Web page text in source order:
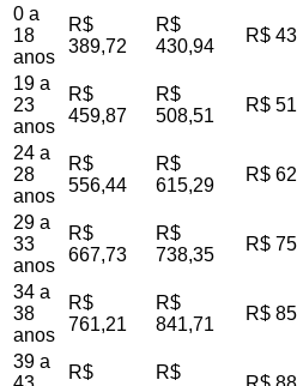
0 a
18
anos
R$
389,72
R$
430,94
R$
19 a
23
anos
R$
459,87
R$
508,51
R$
24 a
28
anos
R$
556,44
R$
615,29
R$
29 a
33
anos
R$
667,73
R$
738,35
R$
34 a
38
anos
R$
761,21
R$
841,71
R$
39 a
R$
R$